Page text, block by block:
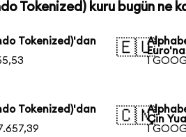
Tokenized) kuru bugün ne
Tokenized)'dan
🇪🇺Euro'na
1
Tokenized)'dan
🇨🇳Çin
1